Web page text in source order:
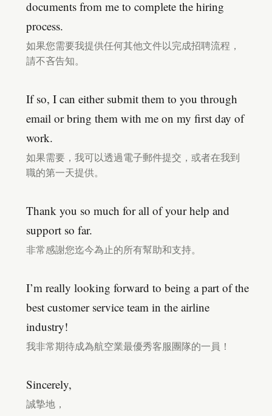
documents from me to complete the hiring
process.
如果您需要我提供任何其他文件以完成招聘流程，
請不吝告知。
If so, I can either submit them to you through
email or bring them with me on my first day of
work.
如果需要，我可以透過電子郵件提交，或者在我到
職的第一天提供。
Thank you so much for all of your help and
support so far.
非常感謝您迄今為止的所有幫助和支持。
I’m really looking forward to being a part of the
best customer service team in the airline
industry!
我非常期待成為航空業最優秀客服團隊的一員！
Sincerely,
誠摯地，